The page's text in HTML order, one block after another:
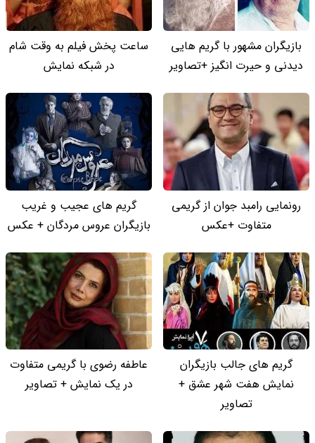
بازیگران مشهور با گریم هایی
دیدنی و حیرت انگیز +تصاویر
ساعت پخش فیلم به وقت شام
در شبکه نمایش
رونمایی رامبد جوان از گریمی
متفاوت +عکس
گریم های عجیب و غریب
بازیگران عروس مردگان + عکس
گریم های جالب بازیگران
نمایش هفت شهر عشق +
تصاویر
عاطفه رضوی با گریمی متفاوت
در یک نمایش + تصاویر